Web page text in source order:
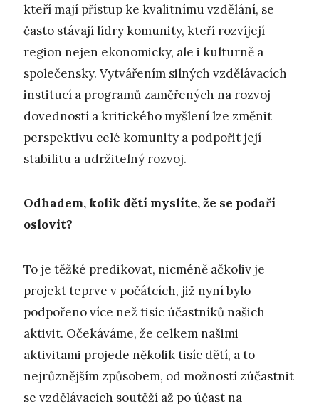
kteří mají přístup ke kvalitnímu vzdělání, se
často stávají lídry komunity, kteří rozvíjejí
region nejen ekonomicky, ale i kulturně a
společensky. Vytvářením silných vzdělávacích
institucí a programů zaměřených na rozvoj
dovedností a kritického myšlení lze změnit
perspektivu celé komunity a podpořit její
stabilitu a udržitelný rozvoj.
Odhadem, kolik dětí myslíte, že se podaří
oslovit?
To je těžké predikovat, nicméně ačkoliv je
projekt teprve v počátcích, již nyní bylo
podpořeno více než tisíc účastníků našich
aktivit. Očekáváme, že celkem našimi
aktivitami projede několik tisíc dětí, a to
nejrůznějším způsobem, od možností zúčastnit
se vzdělávacích soutěží až po účast na